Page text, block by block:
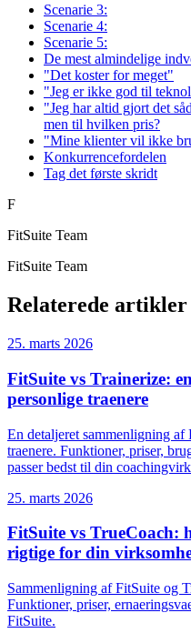
Scenarie 3:
Scenarie 4:
Scenarie 5:
De mest almindelige
"Det koster for meget"
"Jeg er ikke god til
"Jeg har altid gjort det
men til hvilken pris?
"Mine klienter vil ikke
Konkurrencefordelen
Tag det første skridt
F
FitSuite Team
FitSuite Team
Relaterede artikler
25. marts 2026
FitSuite vs Trainerize:
personlige traenere
En detaljeret sammenligning
traenere. Funktioner, priser,
passer bedst til din
25. marts 2026
FitSuite vs TrueCoach:
rigtige for din
Sammenligning af FitSuite og
Funktioner, priser,
FitSuite.